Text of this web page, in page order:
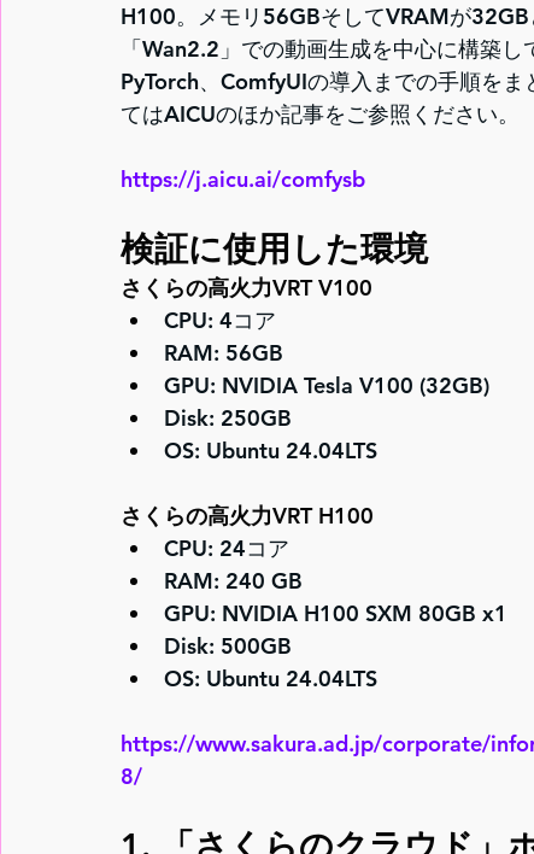
H100。メモリ56GBそしてVRAMが
「Wan2.2」での動画生成を中心に構築し
PyTorch、ComfyUIの導入までの手順を
てはAICUのほか記事をご参照ください。
https://j.aicu.ai/comfysb
検証に使用した環境
さくらの高火力VRT V100
CPU: 4コア
RAM: 56GB
GPU: NVIDIA Tesla V100 (32GB)
Disk: 250GB
OS: Ubuntu 24.04LTS
さくらの高火力VRT H100
CPU: 24コア
RAM: 240 GB
GPU: NVIDIA H100 SXM 80GB x1
Disk: 500GB
OS: Ubuntu 24.04LTS
https://www.sakura.ad.jp/corporate/
8/